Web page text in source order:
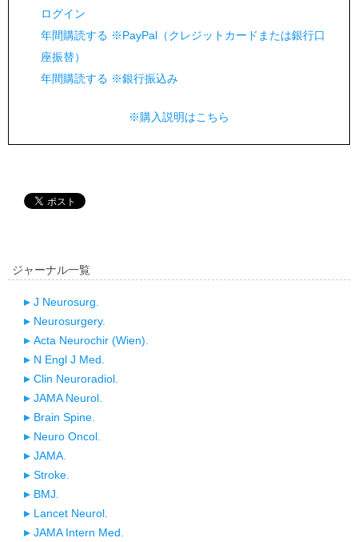
ログイン
年間購読する ※PayPal（クレジットカードまたは銀行口
座振替）
年間購読する ※銀行振込み
※購入説明はこちら
ジャーナル一覧
J Neurosurg.
Neurosurgery.
Acta Neurochir (Wien).
N Engl J Med.
Clin Neuroradiol.
JAMA Neurol.
Brain Spine.
Neuro Oncol.
JAMA.
Stroke.
BMJ.
Lancet Neurol.
JAMA Intern Med.